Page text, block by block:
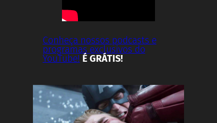
Conheça nossos podcasts e
programas exclusivos do
YouTube! É GRÁTIS!